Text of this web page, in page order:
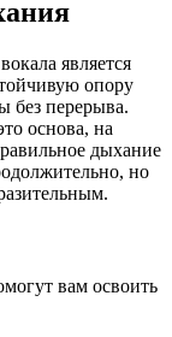
является
опору
без перерыва.
основа, на
дыхание
но
вам освоить